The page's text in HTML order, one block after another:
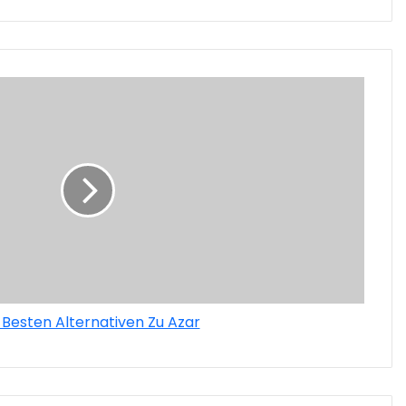
Alternativen Zu Azar